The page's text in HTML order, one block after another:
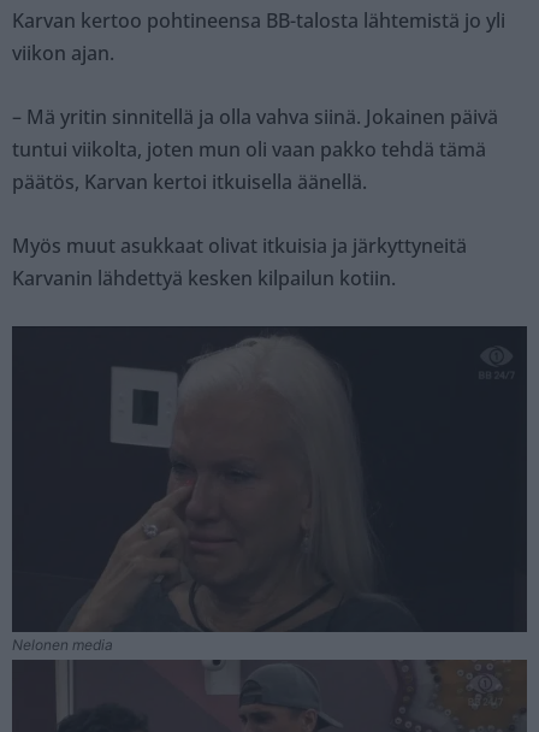
Karvan kertoo pohtineensa BB-talosta lähtemistä jo yli
viikon ajan.
– Mä yritin sinnitellä ja olla vahva siinä. Jokainen päivä
tuntui viikolta, joten mun oli vaan pakko tehdä tämä
päätös, Karvan kertoi itkuisella äänellä.
Myös muut asukkaat olivat itkuisia ja järkyttyneitä
Karvanin lähdettyä kesken kilpailun kotiin.
Nelonen media